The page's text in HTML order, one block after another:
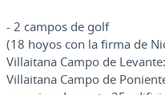
- 2 campos de golf
(18 hoyos con la firma de
Villaitana Campo de
Villaitana Campo de